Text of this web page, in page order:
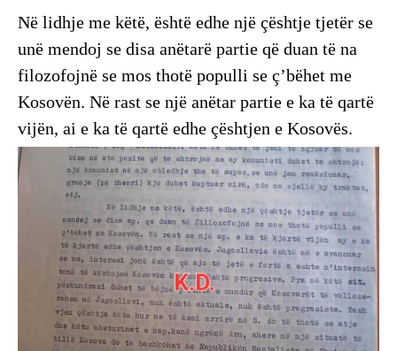
Në lidhje me këtë, është edhe një çështje tjetër se
unë mendoj se disa anëtarë partie që duan të na
filozofojnë se mos thotë populli se ç’bëhet me
Kosovën. Në rast se një anëtar partie e ka të qartë
vijën, ai e ka të qartë edhe çështjen e Kosovës.